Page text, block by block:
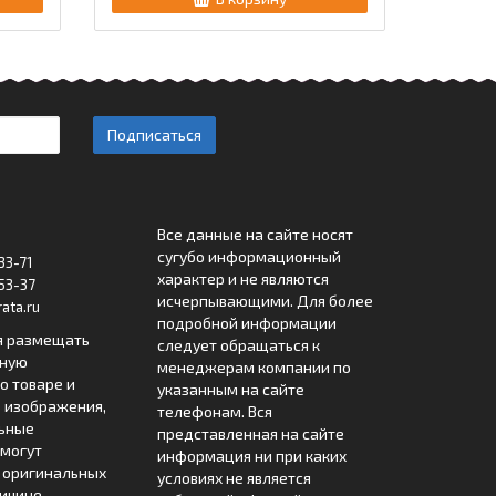
Подписаться
71
37
размещать
товаре и
изображения,
оригинальных
Все данные на сайте носят
сугубо информационный
характер и не являются
исчерпывающими. Для более
подробной информации
следует обращаться к
менеджерам компании по
указанным на сайте
телефонам. Вся
представленная на сайте
информация ни при каких
условиях не является